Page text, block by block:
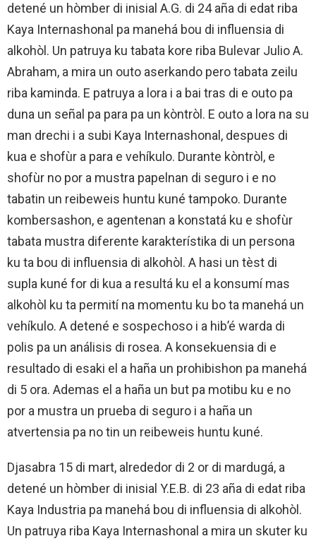
detené un hòmber di inisial A.G. di 24 aña di edat riba
Kaya Internashonal pa manehá bou di influensia di
alkohòl. Un patruya ku tabata kore riba Bulevar Julio A.
Abraham, a mira un outo aserkando pero tabata zeilu
riba kaminda. E patruya a lora i a bai tras di e outo pa
duna un señal pa para pa un kòntròl. E outo a lora na su
man drechi i a subi Kaya Internashonal, despues di
kua e shofùr a para e vehíkulo. Durante kòntròl, e
shofùr no por a mustra papelnan di seguro i e no
tabatin un reibeweis huntu kuné tampoko. Durante
kombersashon, e agentenan a konstatá ku e shofùr
tabata mustra diferente karakterístika di un persona
ku ta bou di influensia di alkohòl. A hasi un tèst di
supla kuné for di kua a resultá ku el a konsumí mas
alkohòl ku ta permití na momentu ku bo ta manehá un
vehíkulo. A detené e sospechoso i a hib’é warda di
polis pa un análisis di rosea. A konsekuensia di e
resultado di esaki el a haña un prohibishon pa manehá
di 5 ora. Ademas el a haña un but pa motibu ku e no
por a mustra un prueba di seguro i a haña un
atvertensia pa no tin un reibeweis huntu kuné.
Djasabra 15 di mart, alrededor di 2 or di mardugá, a
detené un hòmber di inisial Y.E.B. di 23 aña di edat riba
Kaya Industria pa manehá bou di influensia di alkohòl.
Un patruya riba Kaya Internashonal a mira un skuter ku